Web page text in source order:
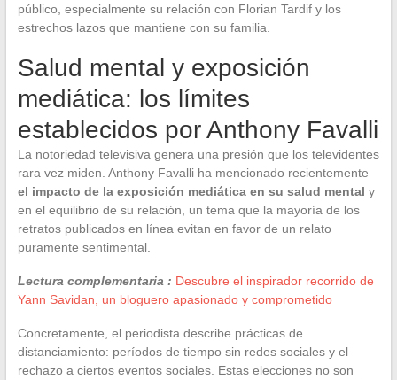
público, especialmente su relación con Florian Tardif y los
estrechos lazos que mantiene con su familia.
Salud mental y exposición
mediática: los límites
establecidos por Anthony Favalli
La notoriedad televisiva genera una presión que los televidentes
rara vez miden. Anthony Favalli ha mencionado recientemente
el impacto de la exposición mediática en su salud mental y
en el equilibrio de su relación, un tema que la mayoría de los
retratos publicados en línea evitan en favor de un relato
puramente sentimental.
Lectura complementaria : Descubre el inspirador recorrido de
Yann Savidan, un bloguero apasionado y comprometido
Concretamente, el periodista describe prácticas de
distanciamiento: períodos de tiempo sin redes sociales y el
rechazo a ciertos eventos sociales. Estas elecciones no son